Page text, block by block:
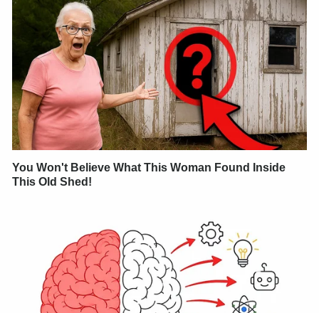
You Won't Believe What This Woman Found Inside
This Old Shed!